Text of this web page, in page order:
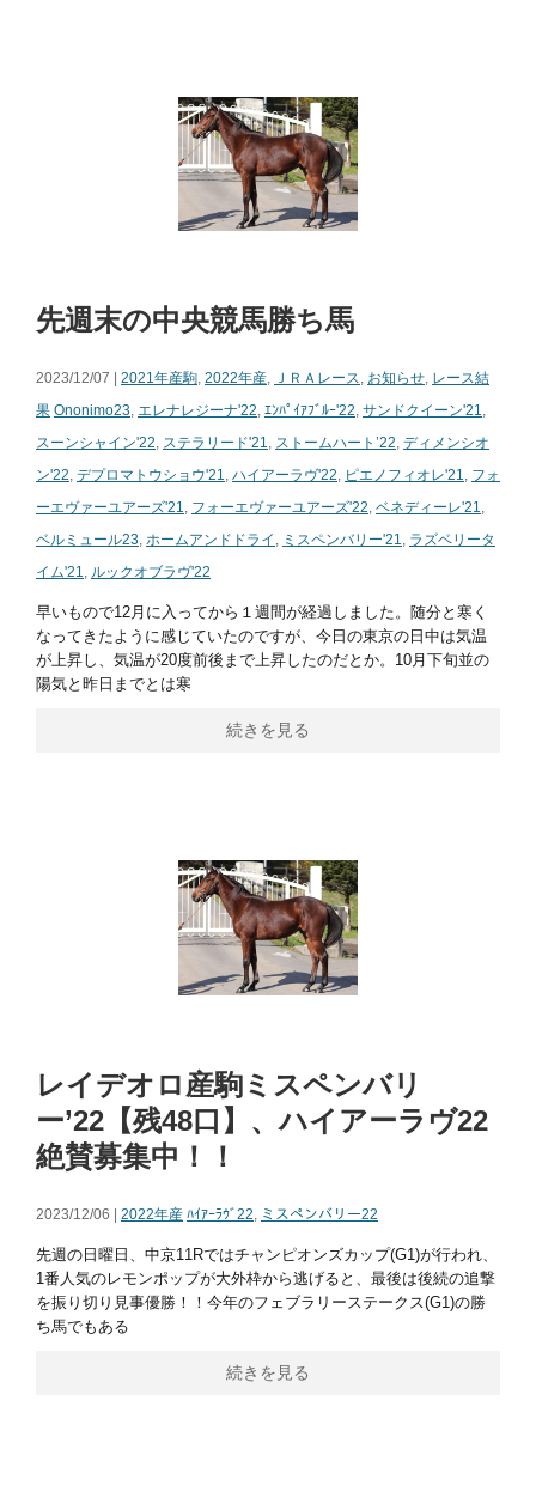
先週末の中央競馬勝ち馬
2023/12/07 | 2021年産駒, 2022年産, ＪＲＡレース, お知らせ, レース結
果 Ononimo23, エレナレジーナ'22, ｴﾝﾊﾟｲｱﾌﾞﾙｰ'22, サンドクイーン'21,
スーンシャイン'22, ステラリード'21, ストームハート’22, ディメンシオ
ン'22, デプロマトウショウ'21, ハイアーラヴ'22, ピエノフィオレ'21, フォ
ーエヴァーユアーズ'21, フォーエヴァーユアーズ'22, ベネディーレ'21,
ベルミュール23, ホームアンドドライ , ミスペンバリー'21, ラズベリータ
イム'21, ルックオブラヴ'22
早いもので12月に入ってから１週間が経過しました。随分と寒く
なってきたように感じていたのですが、今日の東京の日中は気温
が上昇し、気温が20度前後まで上昇したのだとか。10月下旬並の
陽気と昨日までとは寒
続きを見る
レイデオロ産駒ミスペンバリ
ー’22【残48口】、ハイアーラヴ22
絶賛募集中！！
2023/12/06 | 2022年産 ﾊｲｱｰﾗｳﾞ22 ミスペンバリー22
先週の⽇曜⽇、中京11Rではチャンピオンズカップ(G1)が行われ、
1番⼈気のレモンポップが⼤外枠から逃げると、最後は後続の追撃
を振り切り⾒事優勝！！今年のフェブラリーステークス(G1)の勝
ち馬でもある
続きを見る